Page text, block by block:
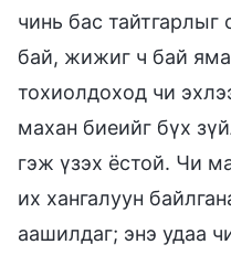
чинь бас
бай, жижиг ч бай
тохиолдоход чи
махан биеийг бүх
гэж үзэх ёстой. Чи
их хангалуун
аашилдаг; энэ удаа